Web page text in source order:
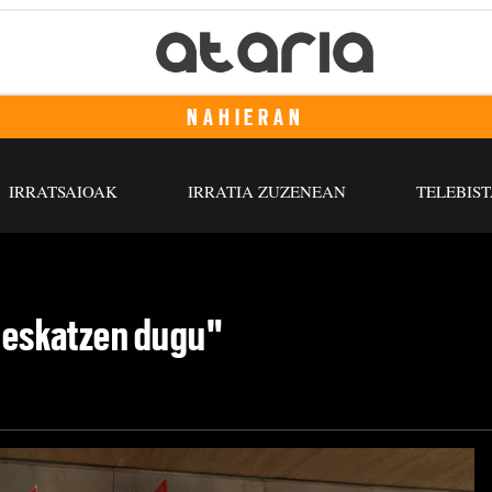
NAHIERAN
IRRATSAIOAK IRRATIA ZUZENEAN
dugu"